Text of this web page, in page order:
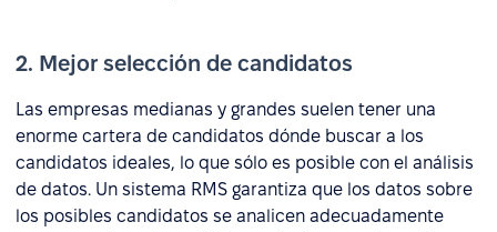
2. Mejor selección de candidatos
Las empresas medianas y grandes suelen tener una
enorme cartera de candidatos dónde buscar a los
candidatos ideales, lo que sólo es posible con el análisis
de datos. Un sistema RMS garantiza que los datos sobre
los posibles candidatos se analicen adecuadamente